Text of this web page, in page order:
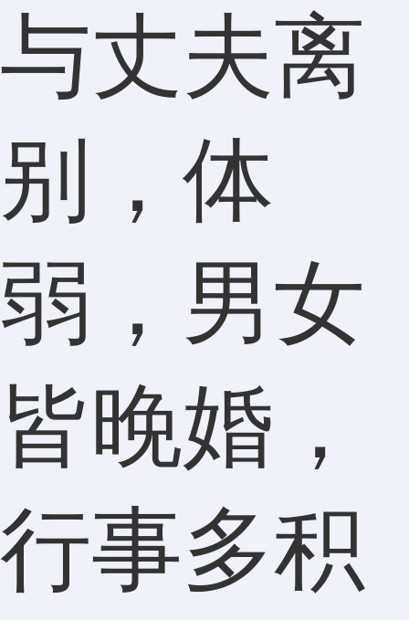
与丈夫离
别，体
弱，男女
皆晚婚，
行事多积